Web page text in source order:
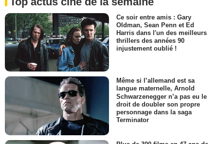
Ce soir entre amis : Gary
Oldman, Sean Penn et Ed
Harris dans l'un des meilleurs
thrillers des années 90
injustement oublié !
Même si l’allemand est sa
langue maternelle, Arnold
Schwarzenegger n’a pas eu le
droit de doubler son propre
personnage dans la saga
Terminator